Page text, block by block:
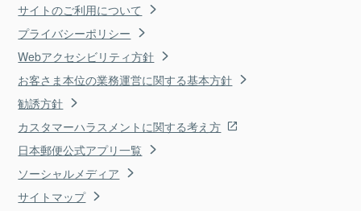
サイトのご利用について
プライバシーポリシー
Webアクセシビリティ方針
お客さま本位の業務運営に関する基本方針
勧誘方針
カスタマーハラスメントに関する考え方
日本郵便公式アプリ一覧
ソーシャルメディア
サイトマップ